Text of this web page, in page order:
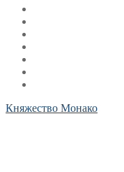
Княжество Монако